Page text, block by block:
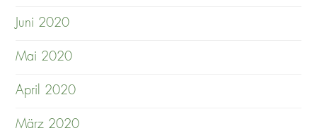
Juni 2020
Mai 2020
April 2020
März 2020